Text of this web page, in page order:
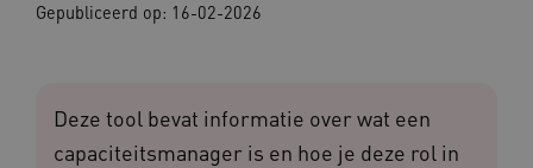
Gepubliceerd op: 16-02-2026
Deze tool bevat informatie over wat een
capaciteitsmanager is en hoe je deze rol in